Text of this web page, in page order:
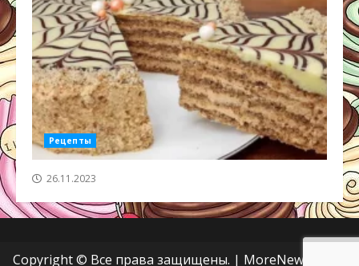
Рецепты
26.11.2023
Copyright © Все права защищены. | MoreNews